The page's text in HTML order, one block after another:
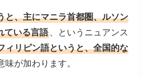
と、主にマニラ首都圏、ルソン
ている言語、というニュアンス
ィリピン語というと、全国的な
味が加わります。